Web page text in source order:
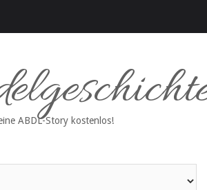
ABDL-Story kostenlos!